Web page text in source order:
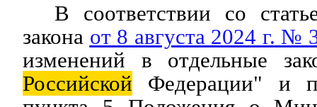
В соответствии со
закона от 8 августа 2024 г. №
изменений в отдельные
Российской Федерации" и